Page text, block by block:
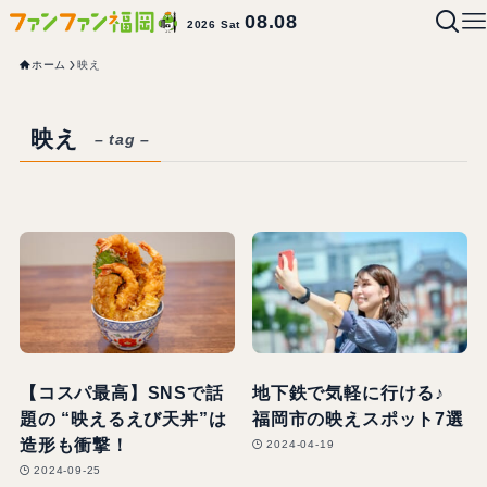
2026 Sat08.08
ホーム 映え
映え – tag –
【コスパ最高】SNSで話
題の “映えるえび天丼”は
造形も衝撃！
2024-09-25
地下鉄で気軽に行ける♪
福岡市の映えスポット7選
2024-04-19